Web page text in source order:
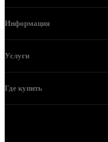
Информация
Услуги
Где купить